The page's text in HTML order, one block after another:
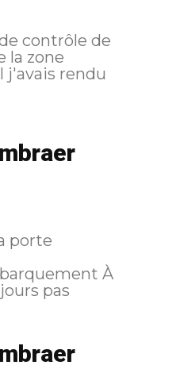
contrôle de
la zone
j'avais rendu
porte
pas